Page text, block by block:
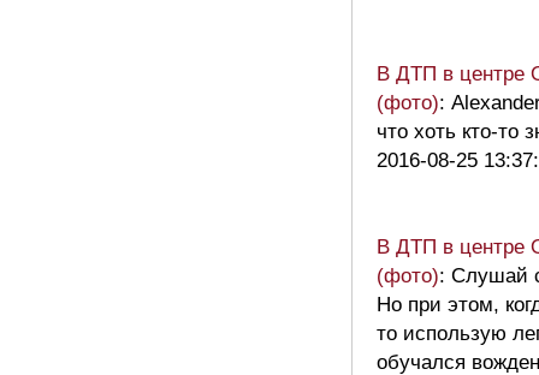
В ДТП в центре
(фото):
что хоть кто-
2016-08-25
В ДТП в центре
(фото): Слушай
Но при этом,
то использую
обучался